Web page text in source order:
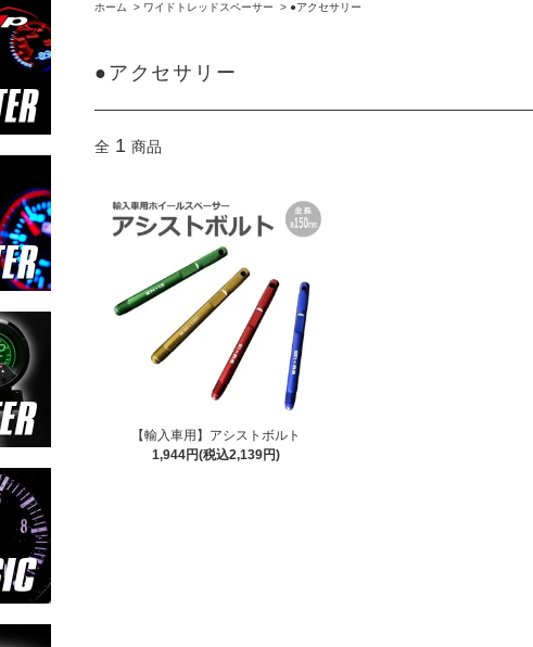
ホーム > ワイドトレッドスペーサー > ●アクセサリー
●アクセサリー
全 1 商品
【輸入車用】アシストボルト
1,944円(税込2,139円)